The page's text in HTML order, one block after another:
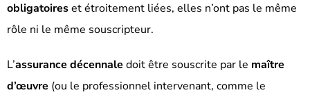
obligatoireset étroitement liées, elles n’ont pas le même
rôle ni le même souscripteur.
L’assurance décennale doit être souscrite par le maître
d’œuvre (ou le professionnel intervenant, comme le